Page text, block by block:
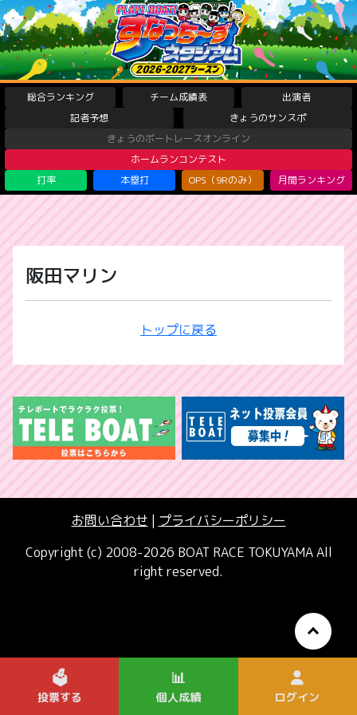
総合ランキング チーム成績表
出演者
記者予想
きょうのサンスポ
きょうのボートレースオンライン
ホームランコンテスト
打率
本塁打 OPS（9Rのみ） 月間ランキング
阪田マリン
トップに戻る
お問い合わせ | プライバシーポリシー
Copyright (c) 2008-2026 BOAT RACE TOKUYAMA All
right reserved.
🗳️
投票する
📊
個人成績 ログイン